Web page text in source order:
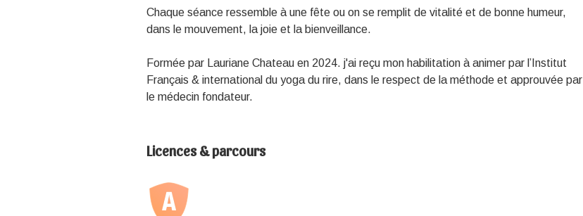
Chaque séance ressemble à une fête ou on se remplit de vitalité et de bonne humeur,
dans le mouvement, la joie et la bienveillance.
Formée par Lauriane Chateau en 2024. j'ai reçu mon habilitation à animer par l’Institut
Français & international du yoga du rire, dans le respect de la méthode et approuvée par
le médecin fondateur.
Licences & parcours